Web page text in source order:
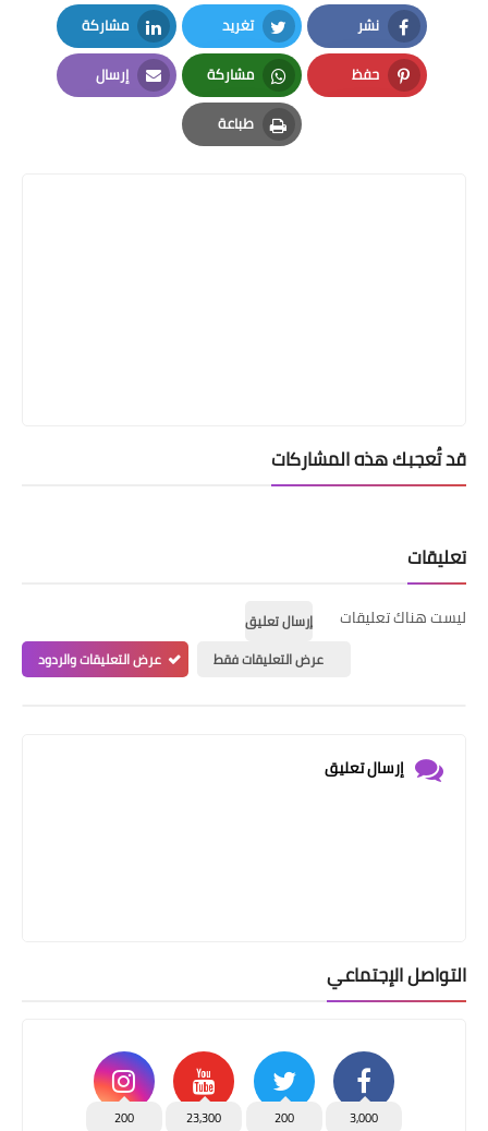
نشر
Facebook
تغريد
Twitter
مشاركة
LinkedIn
حفظ
Pinterest
مشاركة
Whatsapp
إرسال
Email
طباعة
Print
قد تُعجبك هذه المشاركات
تعليقات
ليست هناك تعليقات
إرسال تعليق
عرض التعليقات فقط
عرض التعليقات والردود
إرسال تعليق
التواصل الإجتماعي
3,000
200
23,300
200